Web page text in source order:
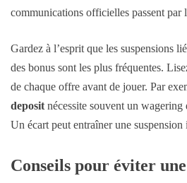
communications officielles passent par
Gardez à l’esprit que les suspensions
des bonus sont les plus fréquentes.
de chaque offre avant de jouer. Par
deposit nécessite souvent un
Un écart peut entraîner une suspension
Conseils pour éviter